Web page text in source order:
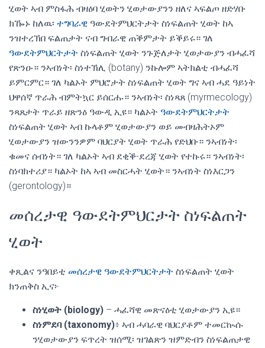
ሂወት ኣብ ምስፋሕ ብዛዕባ ሂወትን ሂወታውያንን ዘለና ኣፍልጦ ዘድሃቡ
ክዀኑ ከለዉ፡ ተግባራዊ ዓውደትምህርትታት ስነፍልጠት ሂወት ከኣ
ንዝተረኽበ ፍልጠታት ናብ ግብራዊ ጠቕምታት ይቕይሩ። ገለ
ዓውደትምህርትታት ስነፍልጠት ሂወት ንጉጅለታት ሂወታውያን ብሓፈሻ
የጽንዑ። ንኣብነት፡ ስነተኽሊ (botany) ንኩሎም ኣትክልቲ ብሓፈሻ
ይምርምር። ገለ ካልኦት ምህሮታት ስነፍልጠት ሂወት ግና ኣብ ሓደ ዓይነት
ህዋሰኛ ጥራሕ ብምትኳር ይሰርሑ። ንኣብነት፡ ስነጻጸ (myrmecology)
ንጻጸታት ጥራይ ዘጽንዕ ዓውዲ ኢዩ። ካልኦት ዓውደትምህርትታት
ስነፍልጠት ሂወት ኣብ ኩላቶም ሂወታውያን ወይ መብዛሕትኦም
ሂወታውያን ዝውንንዎም ባህርያት ሂወት ጥራሕ የድህቡ። ንኣብነት፡
ቁመና ሰብነት። ገለ ካልኦት ኣብ ደቂቕ-ደረጃ ሂወት የተኩሩ። ንኣብነት፡
ስነባክተሪያ። ካልኦት ከኣ ኣብ መስርሓት ሂወት። ንኣብነት ስነእርጋን
(gerontology)።
መሰረታዊ ዓውደትምህርታት ስነፍልጠት
ሂወት
ቀጺልና ንዓበይቲ መሰረታዊ ዓውደትምህርትታት ስነፍልጠት ሂወት
ክንጠቅስ ኢና፦
ስነሂወት (biology) – ሓፈሻዊ መጽናዕቲ ሂወታውያን ኢዩ።
ስነምደባ (taxonomy)፥ ኣብ ሓባራዊ ባህርያቶም ተመርኲሱ
ንሂወታውያን ፍጥረት ዝሰሚ፡ ዝገልጽን ዝምድብን ስነፍልጠታዊ